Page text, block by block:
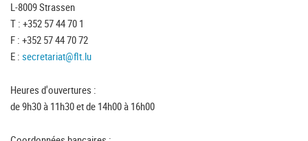
L-8009 Strassen
T : +352 57 44 70 1
F : +352 57 44 70 72
E : secretariat@flt.lu
Heures d'ouvertures :
de 9h30 à 11h30 et de 14h00 à 16h00